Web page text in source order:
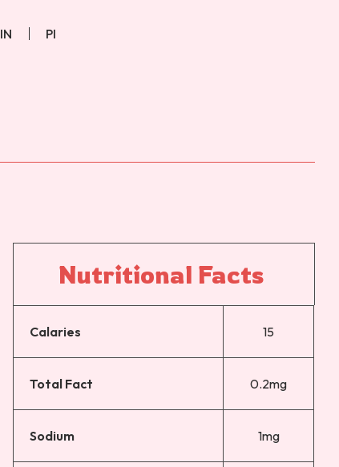
IN PI
Nutritional Facts
Calaries 15
Total Fact 0.2mg
Sodium 1mg